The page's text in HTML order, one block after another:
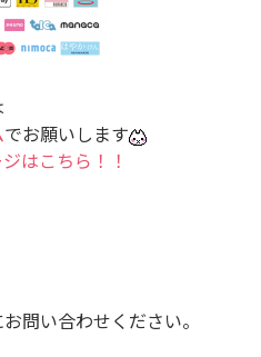
でお願いします
はこちら！！
問い合わせください。